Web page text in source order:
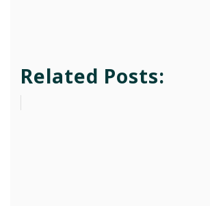
Related Posts: